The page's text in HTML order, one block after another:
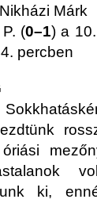
Nikházi Márk
(0–1) a
percben
ki,